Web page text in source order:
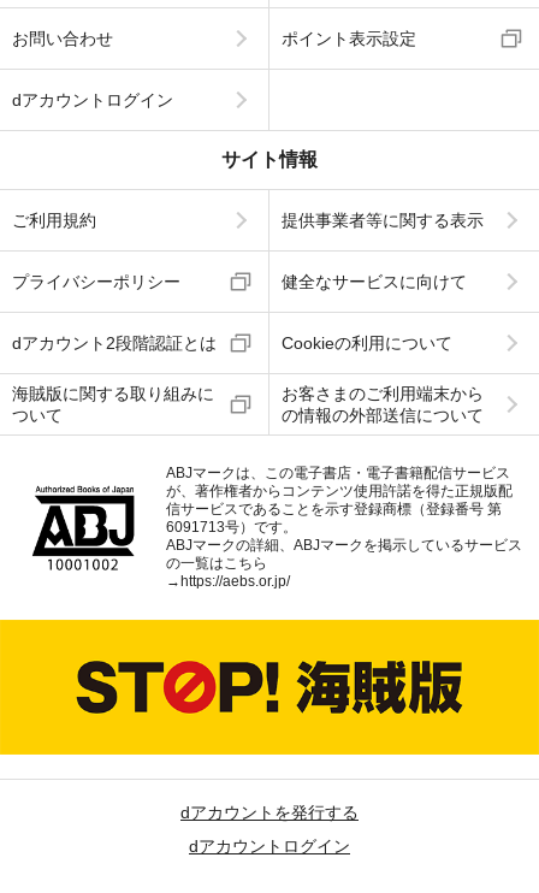
お問い合わせ ポイント表示設定
dアカウントログイン
サイト情報
ご利用規約 提供事業者等に関する表示
プライバシーポリシー 健全なサービスに向けて
dアカウント2段階認証とは Cookieの利用について
海賊版に関する取り組みに
ついて
お客さまのご利用端末から
の情報の外部送信について
ABJマークは、この電子書店・電子書籍配信サービス
が、著作権者からコンテンツ使用許諾を得た正規版配
信サービスであることを示す登録商標（登録番号 第
6091713号）です。
ABJマークの詳細、ABJマークを掲示しているサービス
の一覧はこちら
→ https://aebs.or.jp/
dアカウントを発行する
dアカウントログイン